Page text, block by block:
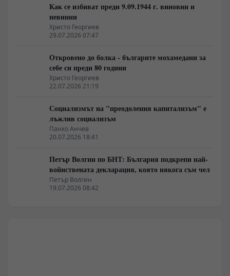
Как се избиват преди 9.09.1944 г. виновни и
невинни
Христо Георгиев
29.07.2026 07:47
Откровено до болка - българите мохамедани за
себе си преди 80 години
Христо Георгиев
22.07.2026 21:19
Социализмът на "преодоления капитализъм" е
лъжлив социализъм
Панко Анчев
20.07.2026 18:41
Петър Волгин по БНТ: България подкрепи най-
войнствената декларация, която някога съм чел
Петър Волгин
19.07.2026 08:42